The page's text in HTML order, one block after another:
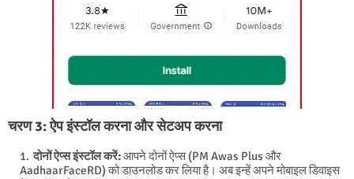
चरण 3: ऐप इंस्टॉल करना और सेटअप करना
दोनों ऐप्स इंस्टॉल करें:आपने दोनों ऐप्स (PM Awas Plus और
AadhaarFaceRD) को डाउनलोड कर लिया है। अब इन्हें अपने मोबाइल डिवाइस